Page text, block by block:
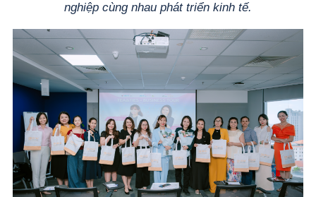
nghiệp cùng nhau phát triển kinh tế.